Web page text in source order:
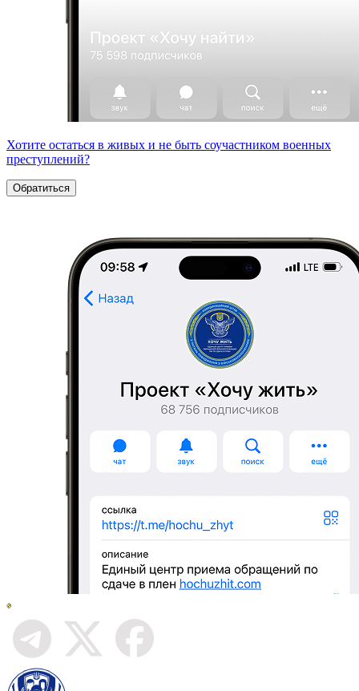
Хотите остаться в живых и не быть соучастником военных
преступлений?
Обратиться